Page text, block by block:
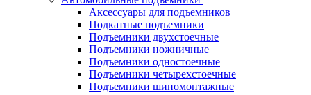
Аксессуары для подъемников
Подкатные подъемники
Подъемники двухстоечные
Подъемники ножничные
Подъемники одностоечные
Подъемники четырехстоечные
Подъемники шиномонтажные